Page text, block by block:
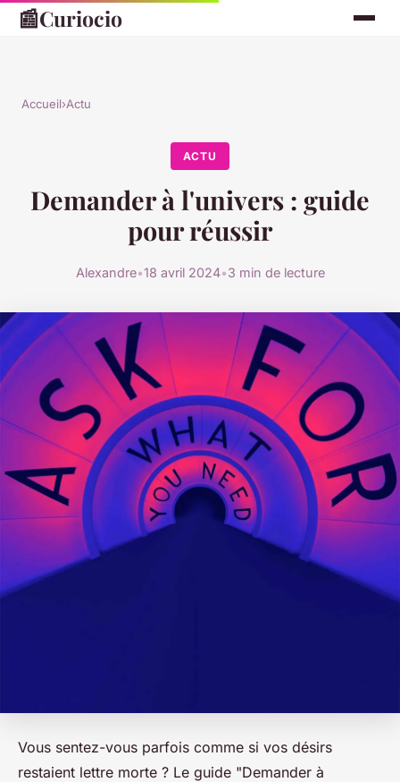
📰Curiocio
Accueil›Actu
ACTU
Demander à l'univers : guide
pour réussir
Alexandre•18 avril 2024•3 min de lecture
Vous sentez-vous parfois comme si vos désirs
restaient lettre morte ? Le guide "Demander à